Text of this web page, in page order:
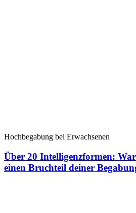
Hochbegabung bei Erwachsenen
Über 20 Intelligenzformen:
einen Bruchteil deiner